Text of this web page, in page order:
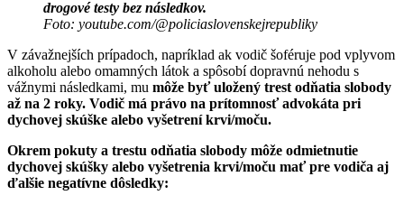
drogové testy bez následkov.
Foto: youtube.com/@policiaslovenskejrepubliky
V závažnejších prípadoch, napríklad ak vodič šoféruje pod vplyvom
alkoholu alebo omamných látok a spôsobí dopravnú nehodu s
vážnymi následkami, mu môže byť uložený trest odňatia slobody
až na 2 roky. Vodič má právo na prítomnosť advokáta pri
dychovej skúške alebo vyšetrení krvi/moču.
Okrem pokuty a trestu odňatia slobody môže odmietnutie
dychovej skúšky alebo vyšetrenia krvi/moču mať pre vodiča aj
ďalšie negatívne dôsledky: